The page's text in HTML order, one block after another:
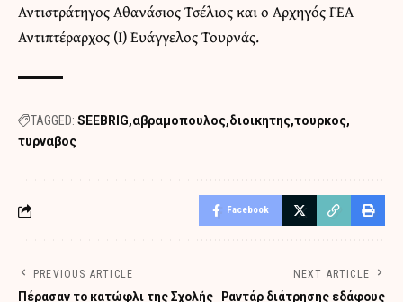
Αντιστράτηγος Αθανάσιος Τσέλιος και ο Αρχηγός ΓΕΑ
Αντιπτέραρχος (Ι) Ευάγγελος Τουρνάς.
TAGGED: SEEBRIG αβραμοπουλος διοικητης τουρκος
τυρναβος
Facebook
PREVIOUS ARTICLE
Πέρασαν το κατώφλι της Σχολής
NEXT ARTICLE
Ραντάρ διάτρησης εδάφους